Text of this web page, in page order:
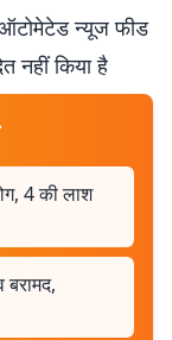
न्यूज फीड
नहीं किया है
4 की लाश
बरामद,